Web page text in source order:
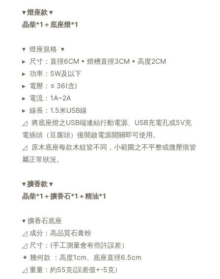
▾ 燈座款 ▾
晶柴*1＋底座燈*1
▾ 燈座規格 ▾
▸ 尺寸：直徑6CM • 燈槽直徑3CM • 高度2CM
▸ 功率：5W及以下
▸ 電壓：≤ 36(含)
▸ 電流：1A~2A
▸ 線長：1.5米USB線
◿ 將底座燈之USB端連結行動電源、USB充電孔或5V充
電插頭（豆腐頭）後開啟電源開關即可使用。
◿ ️原木底座每款木紋皆不同，小範圍之不平整或微壓痕皆
屬正常狀況。
▾ 擴香款 ▾
晶柴*1＋擴香石*1＋精油*1
▾ 擴香石底座
◿ 成分：高品質石膏粉
◿ 尺寸：(手工測量會有些許誤差）
✦ 幾何款 ：高度1cm、底座直徑6.5cm
◿ 重量：約55克(誤差值+-5克）